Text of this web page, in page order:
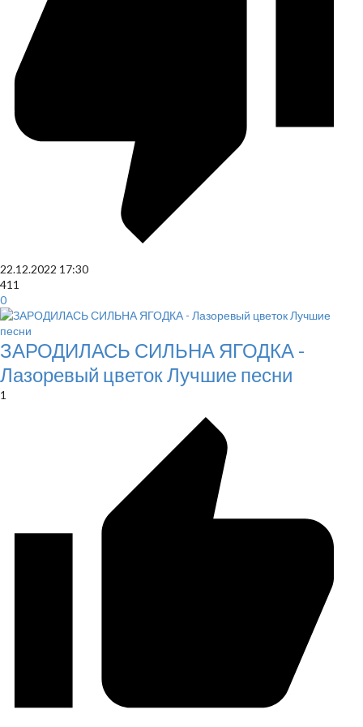
22.12.2022 17:30
411
0
ЗАРОДИЛАСЬ СИЛЬНА ЯГОДКА -
Лазоревый цветок Лучшие песни
1